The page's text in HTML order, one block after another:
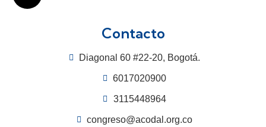
Contacto
Diagonal 60 #22-20, Bogotá.
6017020900
3115448964
congreso@acodal.org.co